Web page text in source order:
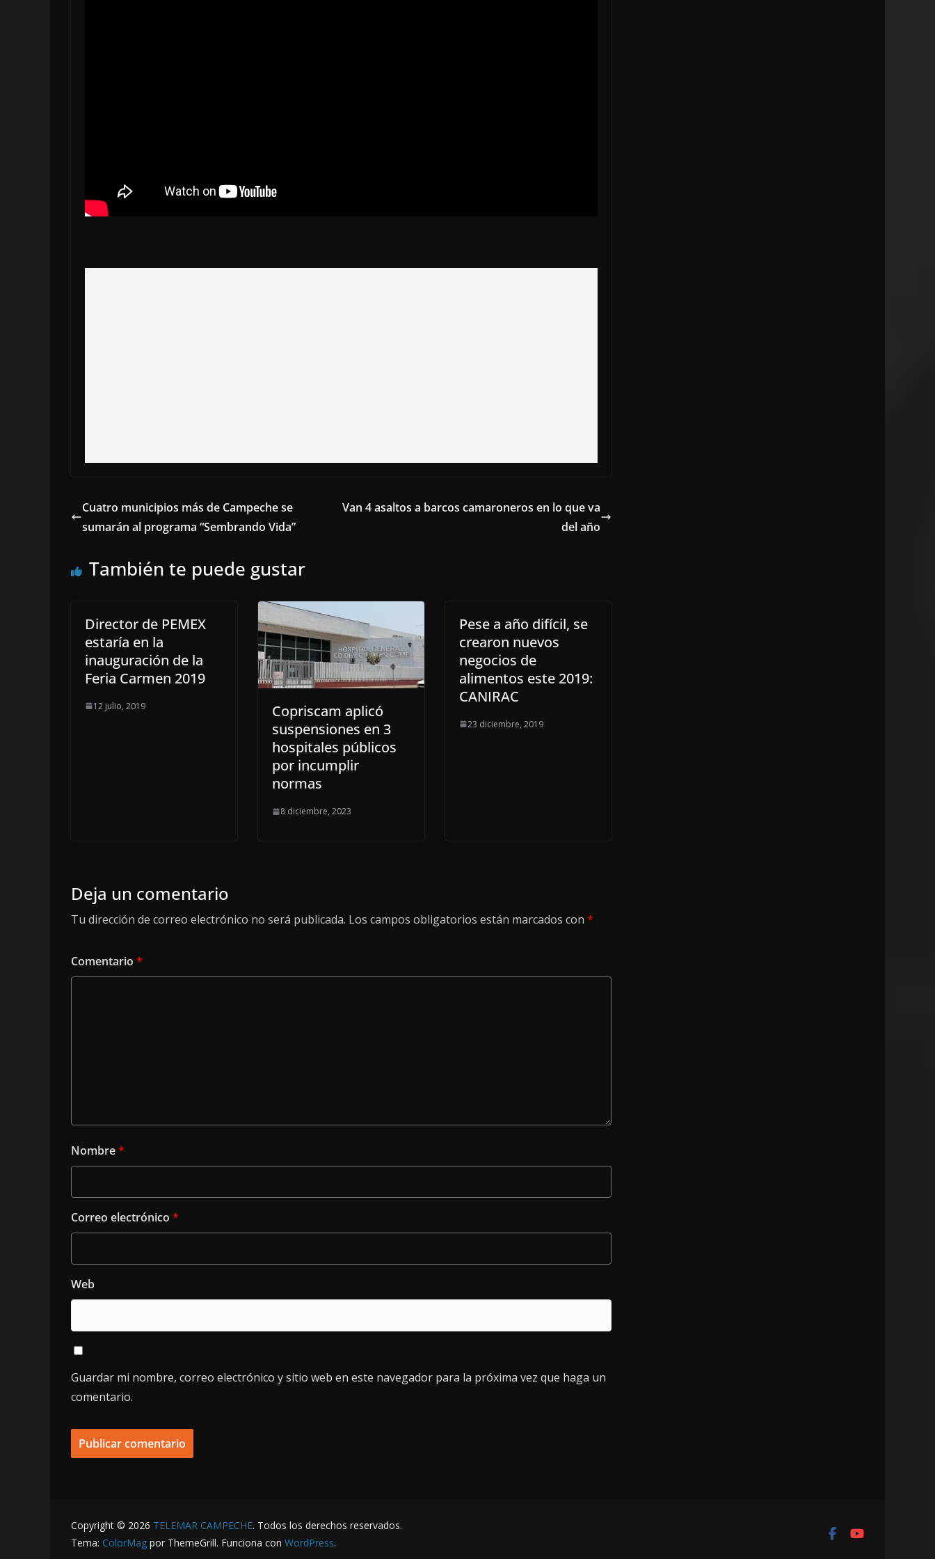
Cuatro municipios más de Campeche se
sumarán al programa “Sembrando Vida”
Van 4 asaltos a barcos camaroneros en lo que va
del año
También te puede gustar
Director de PEMEX
estaría en la
inauguración de la
Feria Carmen 2019
12 julio, 2019
Copriscam aplicó
suspensiones en 3
hospitales públicos
por incumplir
normas
8 diciembre, 2023
Pese a año difícil, se
crearon nuevos
negocios de
alimentos este 2019:
CANIRAC
23 diciembre, 2019
Deja un comentario
Tu dirección de correo electrónico no será publicada. Los campos obligatorios están marcados con *
Comentario *
Nombre*
Correo electrónico *
Web
Guardar mi nombre, correo electrónico y sitio web en este navegador para la próxima vez que haga un
comentario.
Copyright © 2026 TELEMAR CAMPECHE. Todos los derechos reservados.
Tema: ColorMag por ThemeGrill. Funciona con WordPress.